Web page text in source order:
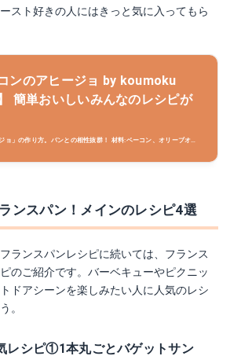
スト好きの人にはきっと気に入ってもら
ンのアヒージョ by koumoku
簡単おいしいみんなのレシピが
ョ」の作り方。パンとの相性抜群！ 材料:ベーコン、オリーブオイ
ンスパン！メインのレシピ4選
ランスパンレシピに続いては、フランス
のご紹介です。バーベキューやピクニッ
ドアシーンを楽しみたい人に人気のレシ
。
レシピ①1本丸ごとバゲットサン